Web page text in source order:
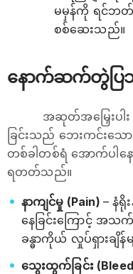
မမှန်ကို ရင်ဘတ်
စစ်ဆေးသည်။
နောက်ဆက်တွဲပြဿ
အဆုတ်အမြှေးပါ
ခြင်းသည် ဘေးကင်းသေ
တစ်ခါတစ်ရံ အောက်ပါ
ရတတ်သည်။
နာကျင်မှု (Pain) – နံရို
နေခြင်းကြောင့် အသ
ခန္ဓာကိုယ် လှုပ်ရှားချိန်မ
သွေးထွက်ခြင်း